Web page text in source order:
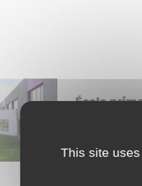
École
This site